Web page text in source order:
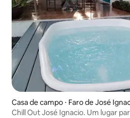
Casa de campo ⋅ Faro de José
Chill Out José Ignacio.